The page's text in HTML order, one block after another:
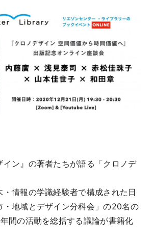
イン』の著者たちが語る「クロノデ
情報の学識経験者で構成された日
・地域とデザイン分科会」の20名の
間の活動を総括する議論が書籍化